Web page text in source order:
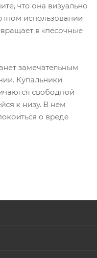
что она визуально
использовании
в «песочные
замечательным
Купальники
свободной
к низу. В нем
о вреде